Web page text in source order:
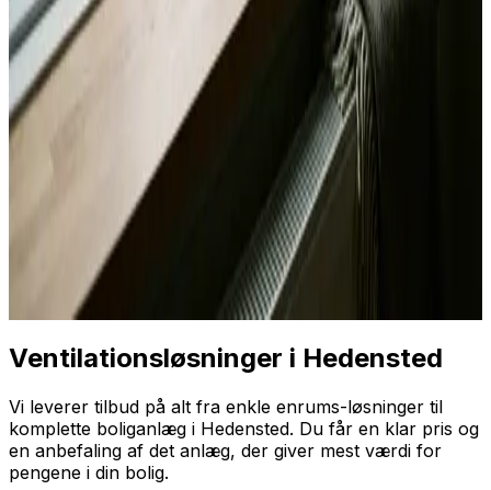
Professionel installation
Få tilbud nu
70 60 30 04
Ventilationsløsninger i Hedensted
Vi leverer tilbud på alt fra enkle enrums-løsninger til
komplette boliganlæg i Hedensted. Du får en klar pris og
en anbefaling af det anlæg, der giver mest værdi for
pengene i din bolig.